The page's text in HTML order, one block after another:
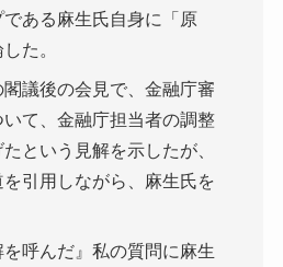
である麻生氏自身に「原
た。
議後の会見で、金融庁審
て、金融庁担当者の調整
という見解を示したが、
引用しながら、麻生氏を
呼んだ』私の質問に麻生